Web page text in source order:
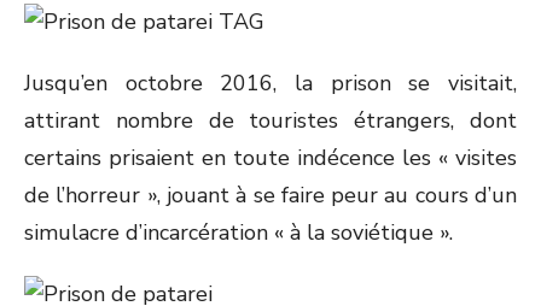
Jusqu’en octobre 2016, la prison se visitait,
attirant nombre de touristes étrangers, dont
certains prisaient en toute indécence les « visites
de l’horreur », jouant à se faire peur au cours d’un
simulacre d’incarcération « à la soviétique ».